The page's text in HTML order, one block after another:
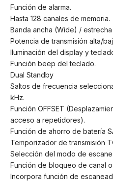
Función de alarma.
Hasta 128 canales de memoria.
Banda ancha (Wide) /
Potencia de transmisión alta/
Iluminación del display y
Función beep del teclado.
Dual Standby
Saltos de frecuencia
kHz.
Función OFFSET
acceso a repetidores).
Función de ahorro de batería
Temporizador de transmisión
Selección del modo de
Función de bloqueo de canal
Incorpora función de